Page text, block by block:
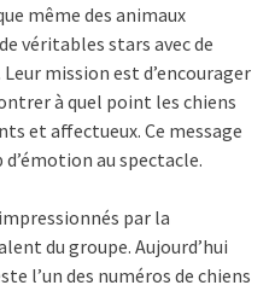
même des animaux
véritables stars avec de
mission est d’encourager
à quel point les chiens
et affectueux. Ce message
au spectacle.
par la
du groupe. Aujourd’hui
l’un des numéros de chiens